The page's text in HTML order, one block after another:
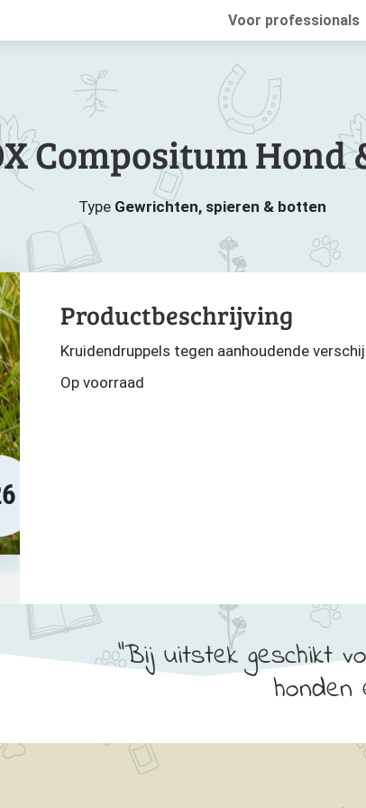
Voor professionals
Compositum Hond
Type Gewrichten, spieren & botten
Productbeschrijving
Kruidendruppels tegen aanhoudende
Op voorraad
Bij uitstek geschikt
honden